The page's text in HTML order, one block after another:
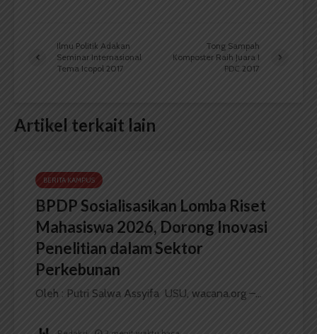
Ilmu Politik Adakan
Seminar Internasional
Tema Icopol 2017
Tong Sampah
Komposter Raih Juara I
PDC 2017
Artikel terkait lain
BERITA KAMPUS
BPDP Sosialisasikan Lomba Riset
Mahasiswa 2026, Dorong Inovasi
Penelitian dalam Sektor
Perkebunan
Oleh : Putri Salwa Assyifa USU, wacana.org –...